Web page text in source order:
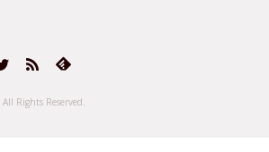
All Rights Reserved.